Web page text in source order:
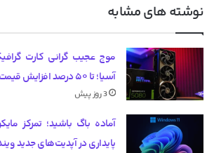
نوشته های مشابه
آسیا؛ تا ۵۰ درصد افزایش قیمت!
3 روز پیش
آماده باگ باشید؛ تمرکز
پایداری در آپدیت‌های جدید